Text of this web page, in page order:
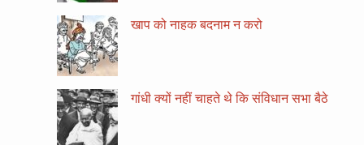
खाप को नाहक बदनाम न करो
गांधी क्यों नहीं चाहते थे कि संविधान सभा बैठे